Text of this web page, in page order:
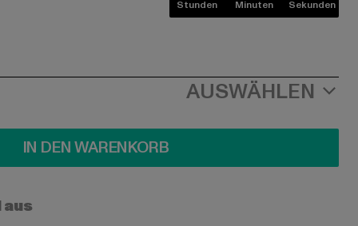
Stunden Minuten Sekunden
AUSWÄHLEN
IN DEN WARENKORB